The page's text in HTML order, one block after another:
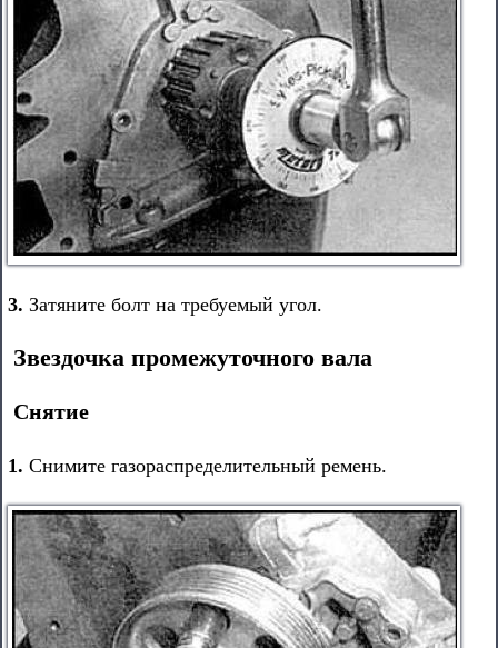
3. Затяните болт на требуемый угол.
Звездочка промежуточного вала
Снятие
1. Снимите газораспределительный ремень.